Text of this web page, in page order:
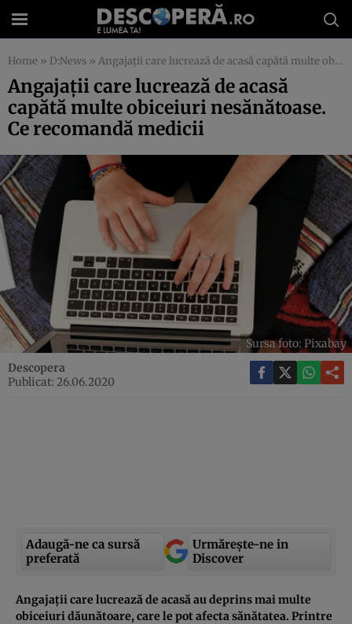
Home » D:News » Angajații care lucrează de acasă capătă multe obiceiuri nesănătoase. Ce recomandă medicii
Angajații care lucrează de acasă
capătă multe obiceiuri nesănătoase.
Ce recomandă medicii
Sursa foto: Pixabay
Descopera
Publicat: 26.06.2020
Adaugă-ne ca sursă
preferată
Urmărește-ne in
Discover
Angajații care lucrează de acasă au deprins mai multe
obiceiuri dăunătoare, care le pot afecta sănătatea. Printre